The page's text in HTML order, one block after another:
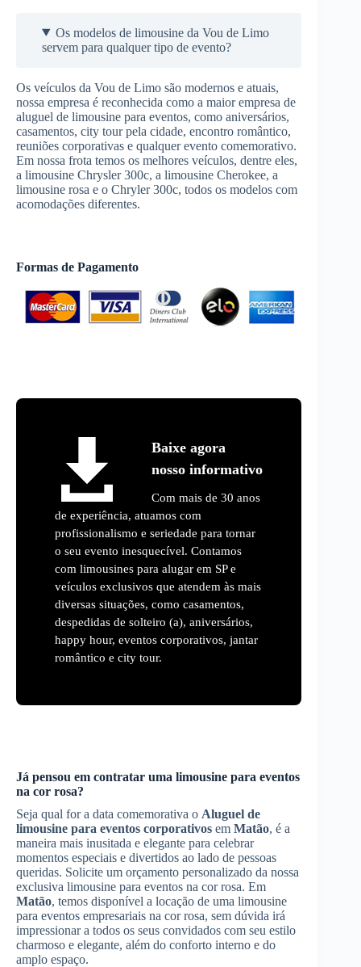
Os modelos de limousine da Vou de Limo
servem para qualquer tipo de evento?
Os veículos da Vou de Limo são modernos e atuais,
nossa empresa é reconhecida como a maior empresa de
aluguel de limousine para eventos, como aniversários,
casamentos, city tour pela cidade, encontro romântico,
reuniões corporativas e qualquer evento comemorativo.
Em nossa frota temos os melhores veículos, dentre eles,
a limousine Chrysler 300c, a limousine Cherokee, a
limousine rosa e o Chryler 300c, todos os modelos com
acomodações diferentes.
Formas de Pagamento
Baixe agora
nosso informativo
Com mais de 30 anos
de experiência, atuamos com
profissionalismo e seriedade para tornar
o seu evento inesquecível. Contamos
com limousines para alugar em SP e
veículos exclusivos que atendem às mais
diversas situações, como casamentos,
despedidas de solteiro (a), aniversários,
happy hour, eventos corporativos, jantar
romântico e city tour.
Já pensou em contratar uma limousine para eventos
na cor rosa?
Seja qual for a data comemorativa o Aluguel de
limousine para eventos corporativos em Matão, é a
maneira mais inusitada e elegante para celebrar
momentos especiais e divertidos ao lado de pessoas
queridas. Solicite um orçamento personalizado da nossa
exclusiva limousine para eventos na cor rosa. Em
Matão, temos disponível a locação de uma limousine
para eventos empresariais na cor rosa, sem dúvida irá
impressionar a todos os seus convidados com seu estilo
charmoso e elegante, além do conforto interno e do
amplo espaço.